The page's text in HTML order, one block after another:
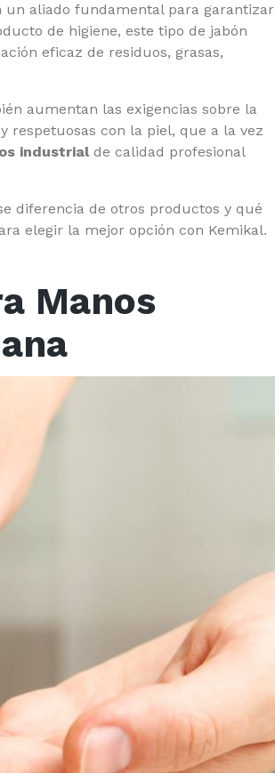
un aliado fundamental para garantizar
de higiene, este tipo de jabón
eficaz de residuos, grasas,
aumentan las exigencias sobre la
respetuosas con la piel, que a la vez
industrialde calidad profesional
diferencia de otros productos y qué
elegir la mejor opción con Kemikal.
Manos